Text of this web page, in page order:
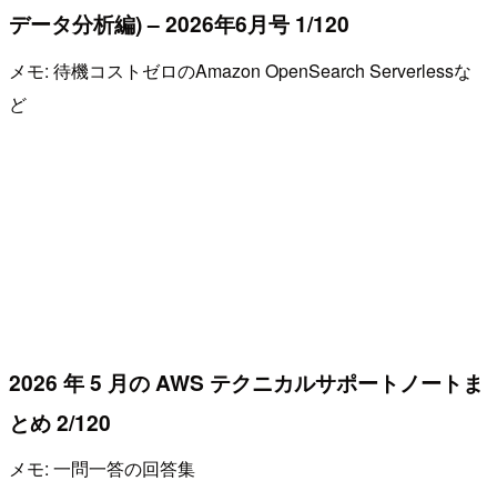
データ分析編) – 2026年6月号 1/120
メモ: 待機コストゼロのAmazon OpenSearch Serverlessな
ど
2026 年 5 月の AWS テクニカルサポートノートま
とめ 2/120
メモ: 一問一答の回答集